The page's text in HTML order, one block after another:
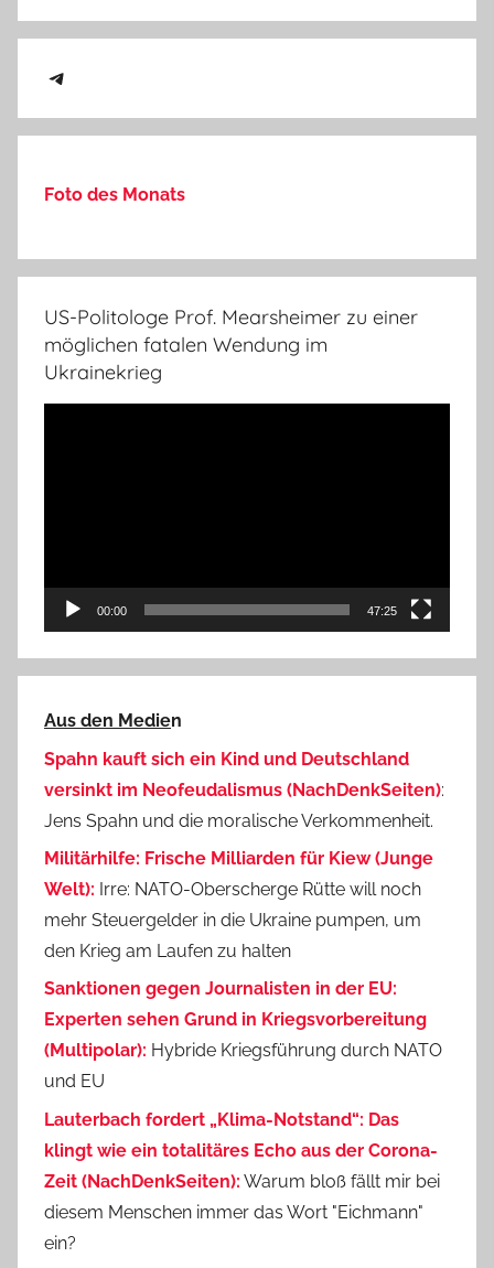
Telegram
Foto des Monats
US-Politologe Prof. Mearsheimer zu einer
möglichen fatalen Wendung im
Ukrainekrieg
00:00 47:25
Aus den Medien
Spahn kauft sich ein Kind und Deutschland
versinkt im Neofeudalismus (NachDenkSeiten):
Jens Spahn und die moralische Verkommenheit.
Militärhilfe: Frische Milliarden für Kiew (Junge
Welt): Irre: NATO-Oberscherge Rütte will noch
mehr Steuergelder in die Ukraine pumpen, um
den Krieg am Laufen zu halten
Sanktionen gegen Journalisten in der EU:
Experten sehen Grund in Kriegsvorbereitung
(Multipolar): Hybride Kriegsführung durch NATO
und EU
Lauterbach fordert „Klima-Notstand“: Das
klingt wie ein totalitäres Echo aus der Corona-
Zeit (NachDenkSeiten): Warum bloß fällt mir bei
diesem Menschen immer das Wort "Eichmann"
ein?